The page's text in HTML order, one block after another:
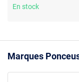
En stock
Marques